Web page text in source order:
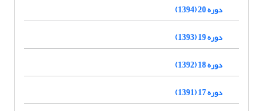
دوره 20 (1394)
دوره 19 (1393)
دوره 18 (1392)
دوره 17 (1391)